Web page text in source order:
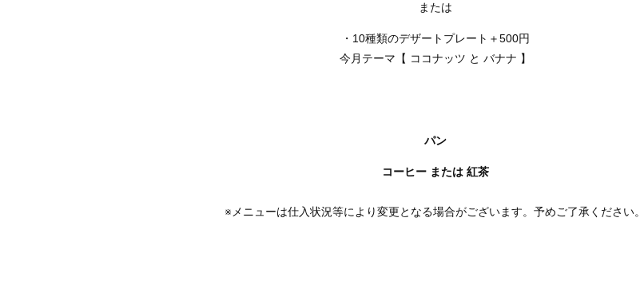
または
・10種類のデザートプレート＋500円
今月テーマ【 ココナッツ と バナナ 】
パン
コーヒー または 紅茶
※メニューは仕入状況等により変更となる場合がございます。予めご了承ください。